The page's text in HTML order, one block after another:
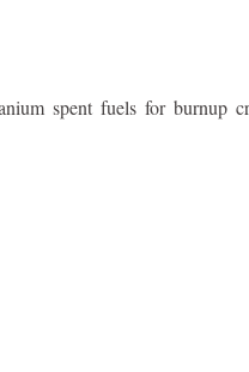
spent fuels for burnup